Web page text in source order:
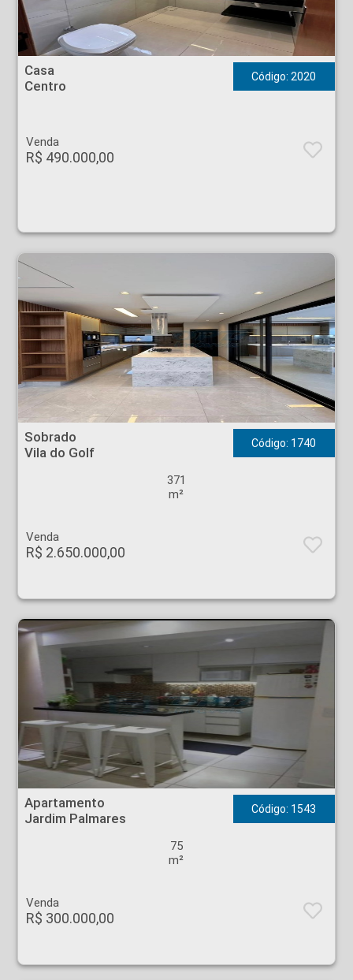
Casa - Centro - FRANCA
Casa
Centro
Código: 2020
Venda
R$ 490.000,00
Sobrado - Vila do Golf - Ribeirão Preto
Sobrado
Vila do Golf
Código: 1740
371
m²
Venda
R$ 2.650.000,00
Apartamento - Jardim Palmares - Ribeirão Preto
Apartamento
Jardim Palmares
Código: 1543
75
m²
Venda
R$ 300.000,00